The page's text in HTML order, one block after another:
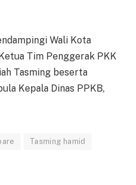
Wali Kota
Tim Penggerak PKK
Tasming beserta
Kepala Dinas PPKB,
Tasming hamid